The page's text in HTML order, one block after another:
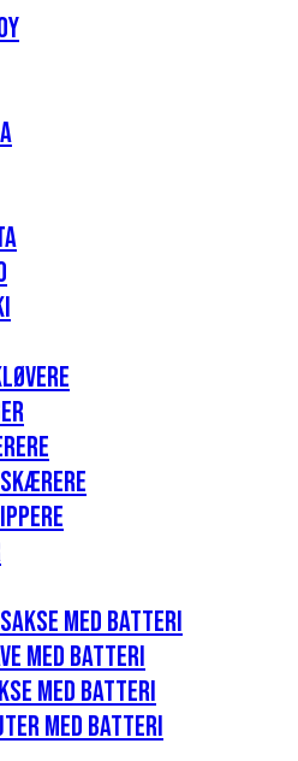
med batteri
med batteri
med batteri
med batteri